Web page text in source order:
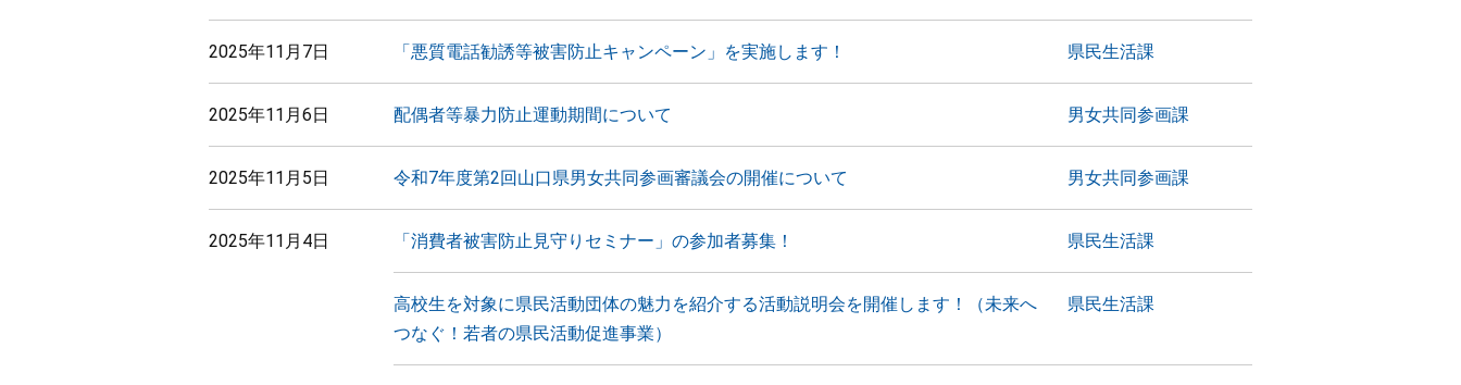
2025年11月7日 「悪質電話勧誘等被害防止キャンペーン」を実施します！ 県民生活課
2025年11月6日 配偶者等暴力防止運動期間について 男女共同参画課
2025年11月5日 令和7年度第2回山口県男女共同参画審議会の開催について 男女共同参画課
2025年11月4日 「消費者被害防止見守りセミナー」の参加者募集！ 県民生活課
高校生を対象に県民活動団体の魅力を紹介する活動説明会を開催します！（未来へ
つなぐ！若者の県民活動促進事業）
県民生活課